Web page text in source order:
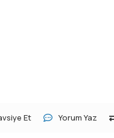
Et Yorum Yaz